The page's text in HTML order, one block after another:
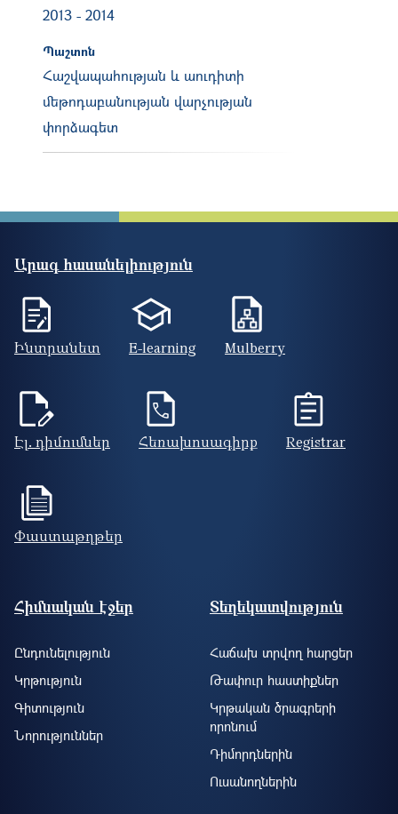
2013 - 2014
Պաշտոն
Հաշվապահության և աուդիտի
մեթոդաբանության վարչության
փորձագետ
Արագ հասանելիություն
Ինտրանետ E-learning Mulberry
Էլ. դիմումներ Հեռախոսագիրք Registrar
Փաստաթղթեր
Footer site information
Հիմնական էջեր
Ընդունելություն
Կրթություն
Գիտություն
Նորություններ
Տեղեկատվություն
Հաճախ տրվող հարցեր
Թափուր հաստիքներ
Կրթական ծրագրերի
որոնում
Դիմորդներին
Ուսանողներին